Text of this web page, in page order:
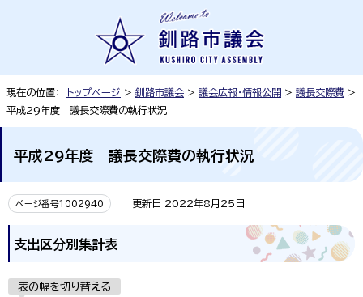
現在の位置： トップページ > 釧路市議会 > 議会広報・情報公開 > 議長交際費 >
平成29年度 議長交際費の執行状況
平成29年度 議長交際費の執行状況
ページ番号1002940 更新日 2022年8月25日
支出区分別集計表
表の幅を切り替える